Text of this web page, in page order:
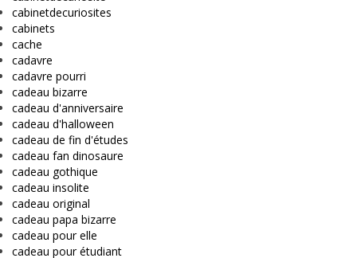
cabinetdecuriosites
cabinets
cache
cadavre
cadavre pourri
cadeau bizarre
cadeau d'anniversaire
cadeau d'halloween
cadeau de fin d'études
cadeau fan dinosaure
cadeau gothique
cadeau insolite
cadeau original
cadeau papa bizarre
cadeau pour elle
cadeau pour étudiant